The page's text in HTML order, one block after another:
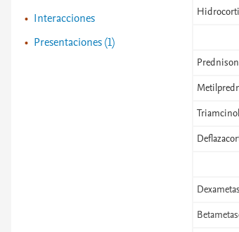
Interacciones
Presentaciones (1)